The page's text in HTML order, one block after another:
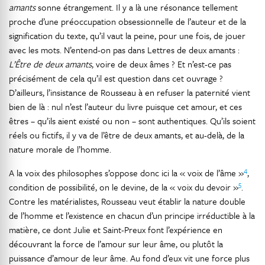
amantssonne étrangement. Il y a là une résonance tellement
proche d’une préoccupation obsessionnelle de l’auteur et de la
signification du texte, qu’il vaut la peine, pour une fois, de jouer
avec les mots. N’entend-on pas dans Lettres de deux amants :
L’Être de deux amants, voire de deux âmes ? Et n’est-ce pas
précisément de cela qu’il est question dans cet ouvrage ?
D’ailleurs, l’insistance de Rousseau à en refuser la paternité vient
bien de là : nul n’est l’auteur du livre puisque cet amour, et ces
êtres – qu’ils aient existé ou non – sont authentiques. Qu’ils soient
réels ou fictifs, il y va de l’être de deux amants, et au-delà, de la
nature morale de l’homme.
A la voix des philosophes s’oppose donc ici la « voix de l’âme »4,
condition de possibilité, on le devine, de la « voix du devoir »5.
Contre les matérialistes, Rousseau veut établir la nature double
de l’homme et l’existence en chacun d’un principe irréductible à la
matière, ce dont Julie et Saint-Preux font l’expérience en
découvrant la force de l’amour sur leur âme, ou plutôt la
puissance d’amour de leur âme. Au fond d’eux vit une force plus